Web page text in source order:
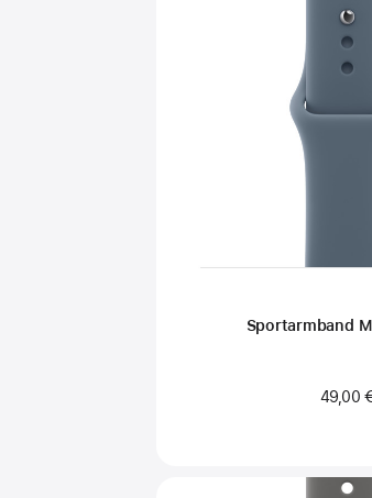
Sportarmband
49,00